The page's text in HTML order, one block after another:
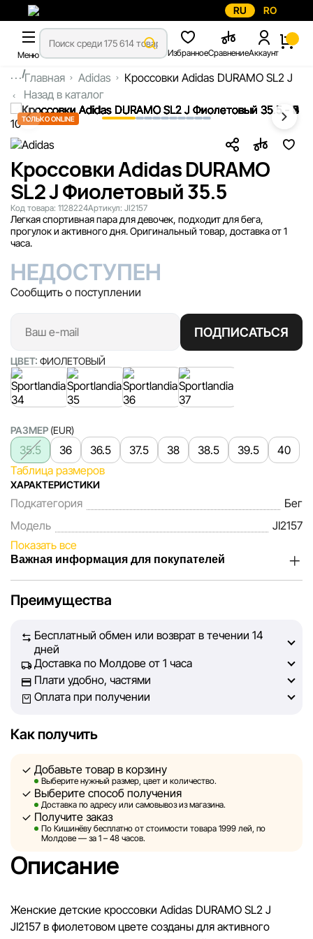
RU RO
Меню ИзбранноеСравнениеАккаунт
...Главная Adidas
Кроссовки Adidas DURAMO SL2 J
Назад в каталог
ТОЛЬКО ONLINE
Кроссовки Adidas DURAMO
SL2 J Фиолетовый 35.5
Код товара: 1128224Артикул: JI2157
Легкая спортивная пара для девочек, подходит для бега,
прогулок и активного дня. Оригинальный товар, доставка от 1
часа.
НЕДОСТУПЕН
Сообщить о поступлении
ПОДПИСАТЬСЯ
ЦВЕТ: ФИОЛЕТОВЫЙ
РАЗМЕР (EUR)
35.5 36 36.5 37.5 38 38.5 39.5
40
Таблица размеров
ХАРАКТЕРИСТИКИ
Подкатегория
Бег
Модель
JI2157
Показать все
Важная информация для покупателей
наших покупателей. Каждый день мы работаем над тем,
на сайте, была максимально полной, объективной и
актуальной. Наша цель — обеспечить вас достоверной
информацией, чтобы вы смогли принять лучшее
решение о покупке.
не может гарантировать абсолютную точность всех
технических ошибок или сбоев. Мы также не отвечаем
за содержание и актуальность информации на
сторонних ресурсах, ссылки на которые могут быть
размещены на нашем сайте.
Sportlandia оставляет за собой право в одностороннем
порядке и без предварительного уведомления вносить
потребительские свойства товаров. Изображения,
представленные на сайте, являются смоделированными
Преимущества
Бесплатный обмен или возврат в течении 14
дней
Доставка по Молдове от 1 часа
Плати удобно, частями
Оплата при получении
Как получить
Добавьте товар в корзину
Выберите нужный размер, цвет и количество.
Выберите способ получения
Доставка по адресу или самовывоз из магазина.
Получите заказ
По Кишинёву бесплатно от стоимости товара 1999 лей, по
Молдове — за 1 – 48 часов.
Описание
Женские детские кроссовки Adidas DURAMO SL2 J
JI2157 в фиолетовом цвете созданы для активного